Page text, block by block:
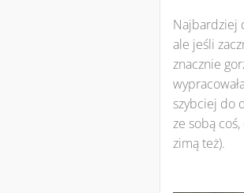
Najbardziej
ale jeśli
znacznie
szybciej do
ze sobą
zimą też).